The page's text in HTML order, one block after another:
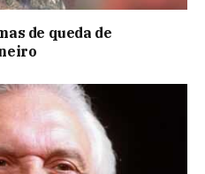
de queda de